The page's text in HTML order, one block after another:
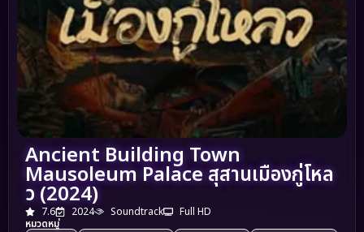
Ancient Building Town
Mausoleum Palace สุสานเมืองกู่โหล
ว (2024)
7.6 2024 Soundtrack
Full HD
หมวดหมู่